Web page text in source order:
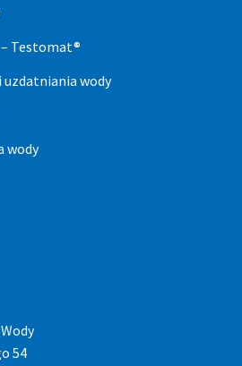
Testomat®
wody
wody
54